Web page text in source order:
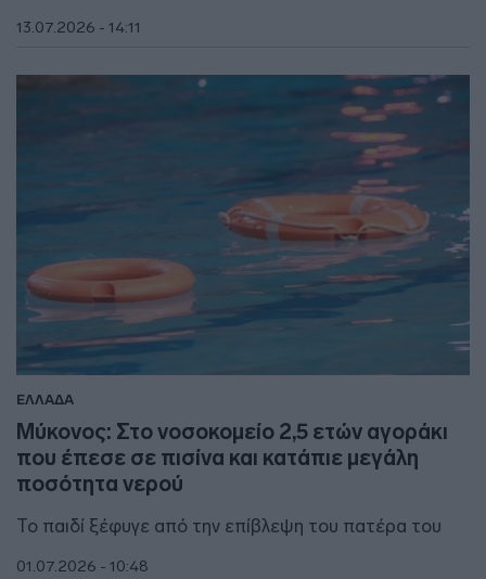
13.07.2026 - 14:11
ΕΛΛΑΔΑ
Μύκονος: Στο νοσοκομείο 2,5 ετών αγοράκι
που έπεσε σε πισίνα και κατάπιε μεγάλη
ποσότητα νερού
Το παιδί ξέφυγε από την επίβλεψη του πατέρα του
01.07.2026 - 10:48